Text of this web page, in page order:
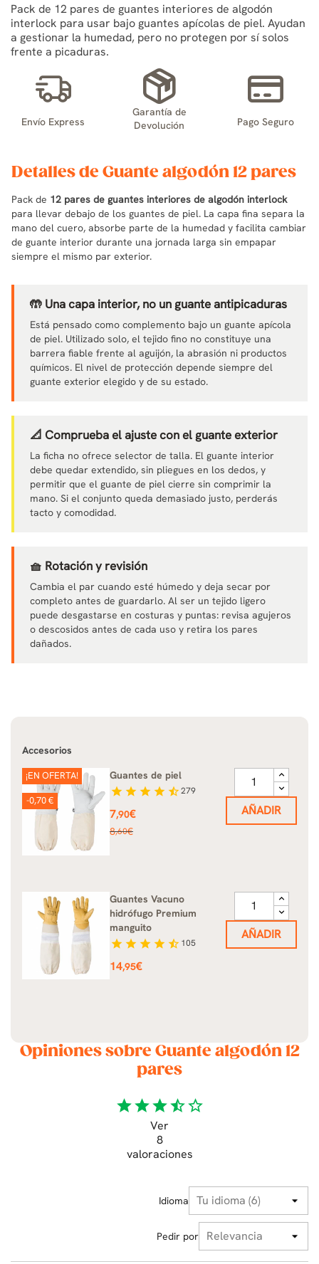
Pack de 12 pares de guantes interiores de algodón
interlock para usar bajo guantes apícolas de piel. Ayudan
a gestionar la humedad, pero no protegen por sí solos
frente a picaduras.
Envío Express
Garantía de
Devolución
Pago Seguro
Detalles de Guante algodón 12 pares
Pack de 12 pares de guantes interiores de algodón interlock
para llevar debajo de los guantes de piel. La capa fina separa la
mano del cuero, absorbe parte de la humedad y facilita cambiar
de guante interior durante una jornada larga sin empapar
siempre el mismo par exterior.
🤲 Una capa interior, no un guante antipicaduras
Está pensado como complemento bajo un guante apícola
de piel. Utilizado solo, el tejido fino no constituye una
barrera fiable frente al aguijón, la abrasión ni productos
químicos. El nivel de protección depende siempre del
guante exterior elegido y de su estado.
📐 Comprueba el ajuste con el guante exterior
La ficha no ofrece selector de talla. El guante interior
debe quedar extendido, sin pliegues en los dedos, y
permitir que el guante de piel cierre sin comprimir la
mano. Si el conjunto queda demasiado justo, perderás
tacto y comodidad.
🧺 Rotación y revisión
Cambia el par cuando esté húmedo y deja secar por
completo antes de guardarlo. Al ser un tejido ligero
puede desgastarse en costuras y puntas: revisa agujeros
o descosidos antes de cada uso y retira los pares
dañados.
Accesorios
Guantes de piel
star star star star star_half279
Precio
7,90€
Precio
8,60€
¡EN OFERTA!
-0,70 €
AÑADIR
Guantes Vacuno
hidrófugo Premium
manguito
star star star star star_half 105
Precio
14,95€
AÑADIR
Opiniones sobre Guante algodón 12
pares
starstarstarstar_halfstar_border
Ver
8
valoraciones
Idioma
Pedir por